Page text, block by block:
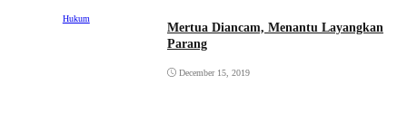
Hukum
Mertua Diancam, Menantu Layangkan
Parang
December 15, 2019